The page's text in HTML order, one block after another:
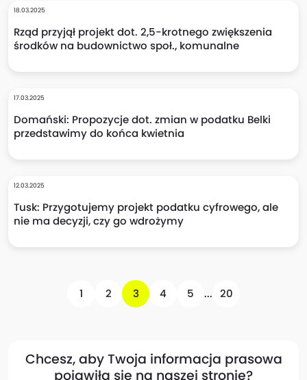
18.03.2025
Rząd przyjął projekt dot. 2,5-krotnego zwiększenia
środków na budownictwo społ., komunalne
17.03.2025
Domański: Propozycje dot. zmian w podatku Belki
przedstawimy do końca kwietnia
12.03.2025
Tusk: Przygotujemy projekt podatku cyfrowego, ale
nie ma decyzji, czy go wdrożymy
1 2 3 4 5 ... 20
Chcesz, aby Twoja informacja prasowa
pojawiła się na naszej stronie?